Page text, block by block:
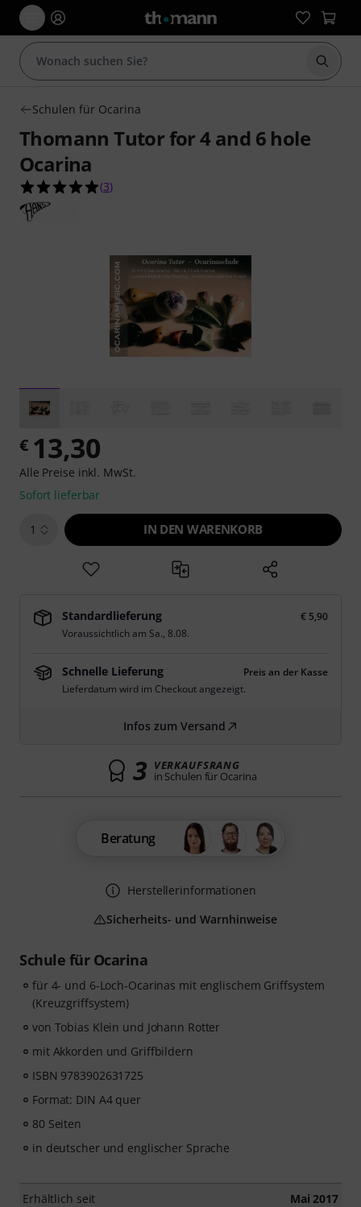
Suche
Schulen für Ocarina
Thomann Tutor for 4 and 6 hole
Ocarina
5.0 von 5 Sternen aus 3 Kundenbewertungen
(3)
Schule für Ocarina
für 4- und 6-Loch-Ocarinas mit englischem Griffsystem
(Kreuzgriffsystem)
von Tobias Klein und Johann Rotter
mit Akkorden und Griffbildern
ISBN 9783902631725
Format: DIN A4 quer
80 Seiten
in deutscher und englischer Sprache
Erhältlich seit Mai 2017
€ 13,30
Alle Preise inkl. MwSt.
Sofort lieferbar
1 IN DEN WARENKORB
Standardlieferung
€ 5,90
Voraussichtlich am Sa., 8.08.
Schnelle Lieferung
Preis an der Kasse
Lieferdatum wird im Checkout angezeigt.
Infos zum Versand
3 VERKAUFSRANG
in Schulen für Ocarina
Beratung
Herstellerinformationen
Sicherheits- und Warnhinweise